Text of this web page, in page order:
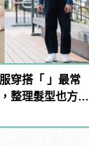
穿搭「 」最常
整理髮型也方便